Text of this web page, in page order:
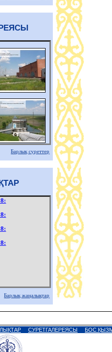
Барлық суреттер
Барлық жаңалықтар
СУРЕТГАЛЕРЕЯСЫ БОС